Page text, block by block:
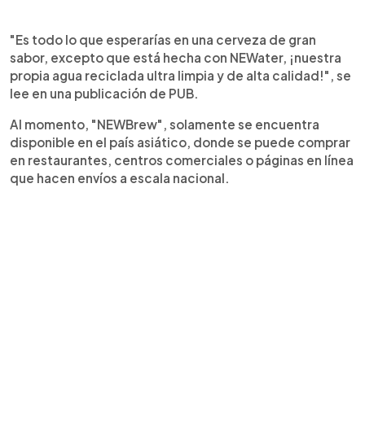
"Es todo lo que esperarías en una cerveza de gran
sabor, excepto que está hecha con NEWater, ¡nuestra
propia agua reciclada ultra limpia y de alta calidad!", se
lee en una publicación de PUB.
Al momento, "NEWBrew", solamente se encuentra
disponible en el país asiático, donde se puede comprar
en restaurantes, centros comerciales o páginas en línea
que hacen envíos a escala nacional.